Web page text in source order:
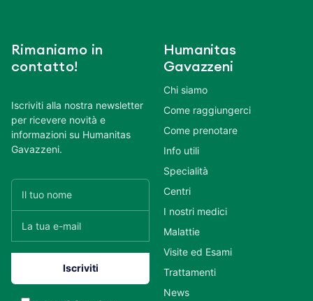
Rimaniamo in
contatto!
Iscriviti alla nostra newsletter
per ricevere novità e
informazioni su Humanitas
Gavazzeni.
Humanitas
Gavazzeni
Chi siamo
Come raggiungerci
Come prenotare
Info utili
Specialità
Centri
I nostri medici
Malattie
Visite ed Esami
Trattamenti
News